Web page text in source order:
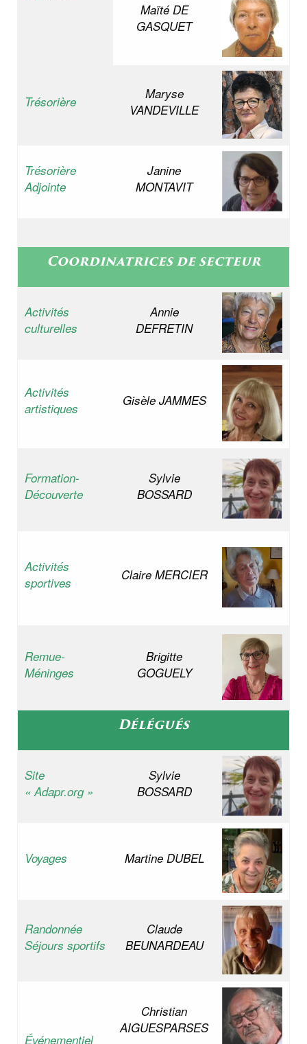
Maïté DE
GASQUET
Trésorière
Maryse
VANDEVILLE
Trésorière
Adjointe
Janine
MONTAVIT
Coordinatrices de secteur
Activités
culturelles
Annie
DEFRETIN
Activités
artistiques
Gisèle JAMMES
Formation-
Découverte
Sylvie
BOSSARD
Activités
sportives
Claire MERCIER
Remue-
Méninges
Brigitte
GOGUELY
Délégués
Site
« Adapr.org »
Sylvie
BOSSARD
Voyages Martine DUBEL
Randonnée
Séjours sportifs
Claude
BEUNARDEAU
Événementiel
Christian
AIGUESPARSES